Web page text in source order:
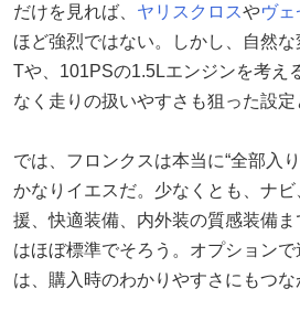
だけを見れば、 ヤリスクロスやヴ
ほど強烈ではない。しかし、自然
Tや、101PSの1.5Lエンジンを考え
なく走りの扱いやすさも狙った設定
では、フロンクスは本当に“全部入
かなりイエスだ。少なくとも、ナ
援、快適装備、内外装の質感装備
はほぼ標準でそろう。オプション
は、購入時のわかりやすさにもつな